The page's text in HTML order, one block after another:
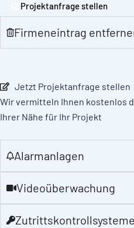
Projektanfrage stellen
Firmeneintrag
Jetzt Projektanfrage stellen
Wir vermitteln Ihnen kostenlos
Ihrer Nähe für Ihr Projekt
Alarmanlagen
Videoüberwachung
Zutrittskontrollsysteme